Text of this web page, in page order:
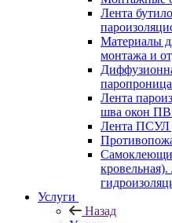
Лента
Материалы
монтажа и
Лента
шва окон
Лента ПСУЛ
Услуги
Назад